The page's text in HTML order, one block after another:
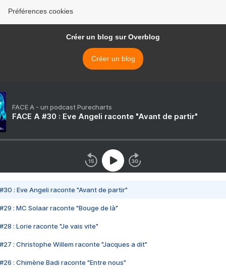
Préférences cookies
Créer un blog sur Overblog
Créer un blog
FACE A - un podcast Purecharts
FACE A #30 : Eve Angeli raconte "Avant de partir"
#30 : Eve Angeli raconte "Avant de partir"
#29 : MC Solaar raconte "Bouge de là"
#28 : Lorie raconte "Je vais vite"
#27 : Christophe Willem raconte "Jacques a dit"
#26 : Chimène Badi raconte "Entre nous"